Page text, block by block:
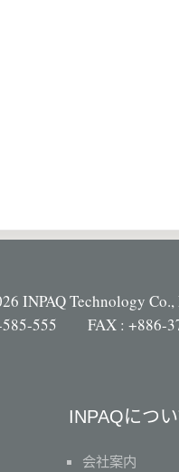
INPAQ Technology
585-555 FAX : +886-
INPAQにつ
会社案内